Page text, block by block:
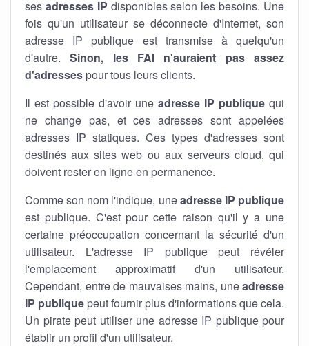
ses adresses IP disponibles selon les besoins. Une
fois qu'un utilisateur se déconnecte d'Internet, son
adresse IP publique est transmise à quelqu'un
d'autre.Sinon, les FAI n'auraient pas assez
d'adresses pour tous leurs clients.
Il est possible d'avoir une adresse IP publique qui
ne change pas, et ces adresses sont appelées
adresses IP statiques. Ces types d'adresses sont
destinés aux sites web ou aux serveurs cloud, qui
doivent rester en ligne en permanence.
Comme son nom l'indique, uneadresse IP publique
est publique. C'est pour cette raison qu'il y a une
certaine préoccupation concernant la sécurité d'un
utilisateur. L'adresse IP publique peut révéler
l'emplacement approximatif d'un utilisateur.
Cependant, entre de mauvaises mains, uneadresse
IP publique peut fournir plus d'informations que cela.
Un pirate peut utiliser une adresse IP publique pour
établir un profil d'un utilisateur.